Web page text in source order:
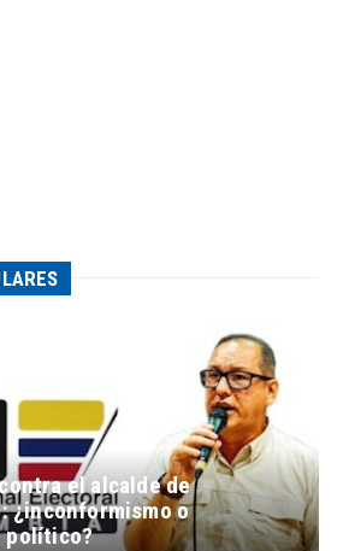
el alcalde de
¿inconformismo o
político?